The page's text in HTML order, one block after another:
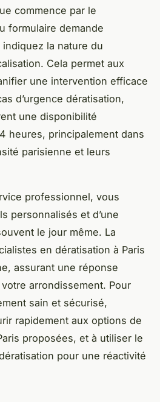
commence par le
formulaire demande
la nature du
Cela permet aux
une intervention efficace
d’urgence dératisation,
une disponibilité
heures, principalement dans
parisienne et leurs
professionnel, vous
personnalisés et d’une
le jour même. La
en dératisation à Paris
assurant une réponse
arrondissement. Pour
sain et sécurisé,
rapidement aux options de
proposées, et à utiliser le
pour une réactivité